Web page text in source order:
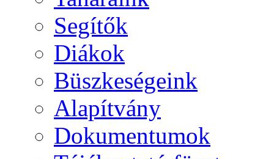
Segítők
Diákok
Büszkeségeink
Alapítvány
Dokumentumok